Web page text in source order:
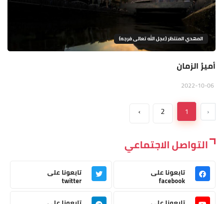
المهدي المنتظر (عجل الله تعالى فرجه)
أميرُ الزمان
‹
1
2
›
التواصل الاجتماعي
تابعونا على
facebook
تابعونا على
twitter